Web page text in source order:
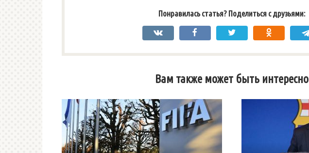
Понравилась статья? Поделиться с друзьями:
Вам также может быть интересно